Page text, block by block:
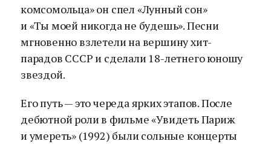
комсомольца» он спел «Лунный сон»
и «Ты моей никогда не будешь». Песни
мгновенно взлетели на вершину хит-
парадов СССР и сделали 18-летнего юношу
звездой.
Его путь — это череда ярких этапов. После
дебютной роли в фильме «Увидеть Париж
и умереть» (1992) были сольные концерты